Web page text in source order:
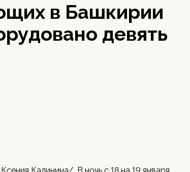
в Башкирии
девять